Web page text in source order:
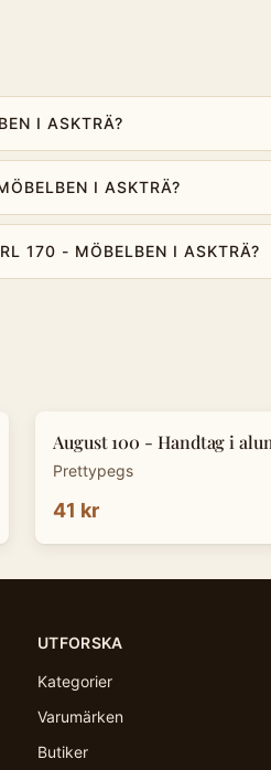
I ASKTRÄ?
I ASKTRÄ?
170 - MÖBELBEN I ASKTRÄ?
August 100 - Handtag i
Prettypegs
41 kr
UTFORSKA
Kategorier
Varumärken
Butiker